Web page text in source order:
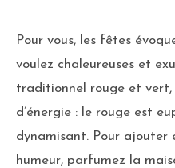
Pour vous, les fêtes
voulez chaleureuses et
traditionnel rouge et vert,
d’énergie : le rouge est
dynamisant. Pour ajouter
humeur, parfumez la